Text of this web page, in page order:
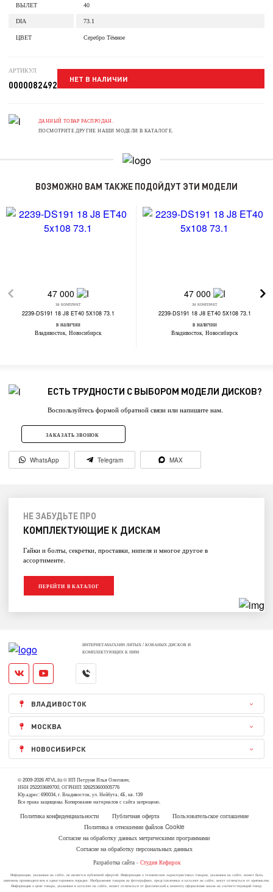
ВЫЛЕТ 40
DIA 73.1
ЦВЕТ Серебро Тёмное
АРТИКУЛ
0000082492
НЕТ В НАЛИЧИИ
ДАННЫЙ ТОВАР РАСПРОДАН.
ПОСМОТРИТЕ ДРУГИЕ НАШИ МОДЕЛИ В КАТАЛОГЕ.
ВОЗМОЖНО ВАМ ТАКЖЕ ПОДОЙДУТ ЭТИ МОДЕЛИ
47 000
за комплект
2239-DS191 18 J8 ET40 5X108 73.1
в наличии
Владивосток, Новосибирск
47 000
за комплект
2239-DS191 18 J8 ET40 5X108 73.1
в наличии
Владивосток, Новосибирск
ЕСТЬ ТРУДНОСТИ С ВЫБОРОМ МОДЕЛИ ДИСКОВ?
Воспользуйтесь формой обратной связи или напишите нам.
ЗАКАЗАТЬ ЗВОНОК
WhatsApp Telegram MAX
НЕ ЗАБУДЬТЕ ПРО
КОМПЛЕКТУЮЩИЕ К ДИСКАМ
Гайки и болты, секретки, проставки, нипеля и многое другое в
ассортименте.
ПЕРЕЙТИ В КАТАЛОГ
ИНТЕРНЕТ-МАГАЗИН ЛИТЫХ / КОВАНЫХ ДИСКОВ И
КОМПЛЕКТУЮЩИХ К НИМ
ВЛАДИВОСТОК
МОСКВА
НОВОСИБИРСК
© 2009-2026 ATVL.su © ИП Петруня Илья Олегович,
ИНН 252203689700, ОГРНИП 326253600005776
Юр.адрес: 690034, г. Владивосток, ул. Нейбута, 4Б, кв. 139
Все права защищены. Копирование материалов с сайта запрещено.
Политика конфиденциальности Публичная оферта
Пользовательское соглашение
Политика в отношении файлов Cookie
Согласие на обработку данных метрическими программами
Согласие на обработку персональных данных
Разработка сайта - Студия Кефирок
Информация, указанная на сайте, не является публичной офертой. Информация о технических характеристиках товаров, указанная на сайте, может быть
изменена производителем в одностороннем порядке. Изображения товаров на фотографиях, представленных в каталоге на сайте, могут отличаться от оригиналов.
Информация о цене товара, указанная в каталоге на сайте, может отличаться от фактической к моменту оформления заказа на соответствующий товар.